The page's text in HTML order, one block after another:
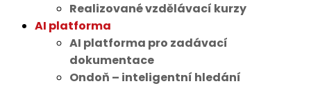
Realizované vzdělávací kurzy
AI platforma
AI platforma pro zadávací
dokumentace
Ondoň – inteligentní hledání